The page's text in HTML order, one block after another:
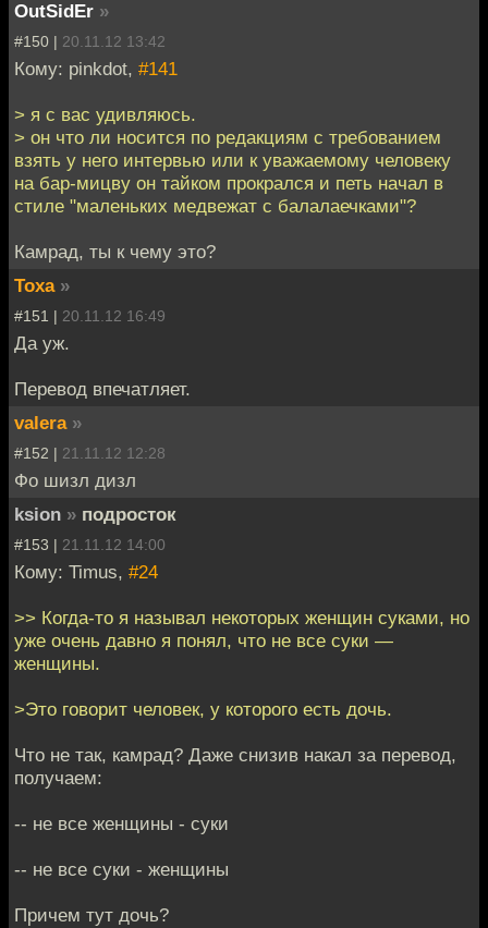
OutSidEr »
#150 | 20.11.12 13:42
Кому: pinkdot, #141
> я с вас удивляюсь.
> он что ли носится по редакциям с требованием
взять у него интервью или к уважаемому человеку
на бар-мицву он тайком прокрался и петь начал в
стиле "маленьких медвежат с балалаечками"?
Камрад, ты к чему это?
Тоха »
#151 | 20.11.12 16:49
Да уж.
Перевод впечатляет.
valera »
#152 | 21.11.12 12:28
Фо шизл дизл
ksion » подросток
#153 | 21.11.12 14:00
Кому: Timus, #24
>> Когда-то я называл некоторых женщин суками, но
уже очень давно я понял, что не все суки —
женщины.
>Это говорит человек, у которого есть дочь.
Что не так, камрад? Даже снизив накал за перевод,
получаем:
-- не все женщины - суки
-- не все суки - женщины
Причем тут дочь?